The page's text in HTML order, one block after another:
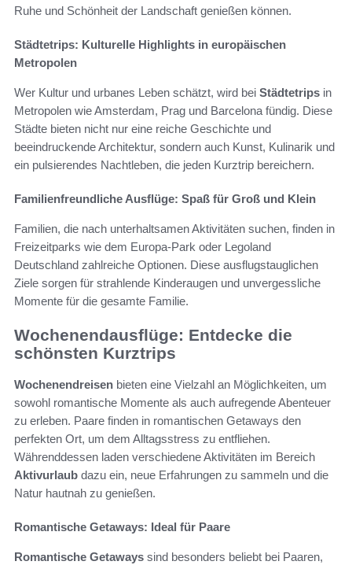
Ruhe und Schönheit der Landschaft genießen können.
Städtetrips: Kulturelle Highlights in europäischen
Metropolen
Wer Kultur und urbanes Leben schätzt, wird bei Städtetrips in
Metropolen wie Amsterdam, Prag und Barcelona fündig. Diese
Städte bieten nicht nur eine reiche Geschichte und
beeindruckende Architektur, sondern auch Kunst, Kulinarik und
ein pulsierendes Nachtleben, die jeden Kurztrip bereichern.
Familienfreundliche Ausflüge: Spaß für Groß und Klein
Familien, die nach unterhaltsamen Aktivitäten suchen, finden in
Freizeitparks wie dem Europa-Park oder Legoland
Deutschland zahlreiche Optionen. Diese ausflugstauglichen
Ziele sorgen für strahlende Kinderaugen und unvergessliche
Momente für die gesamte Familie.
Wochenendausflüge: Entdecke die
schönsten Kurztrips
Wochenendreisen bieten eine Vielzahl an Möglichkeiten, um
sowohl romantische Momente als auch aufregende Abenteuer
zu erleben. Paare finden in romantischen Getaways den
perfekten Ort, um dem Alltagsstress zu entfliehen.
Währenddessen laden verschiedene Aktivitäten im Bereich
Aktivurlaub dazu ein, neue Erfahrungen zu sammeln und die
Natur hautnah zu genießen.
Romantische Getaways: Ideal für Paare
Romantische Getaways sind besonders beliebt bei Paaren,